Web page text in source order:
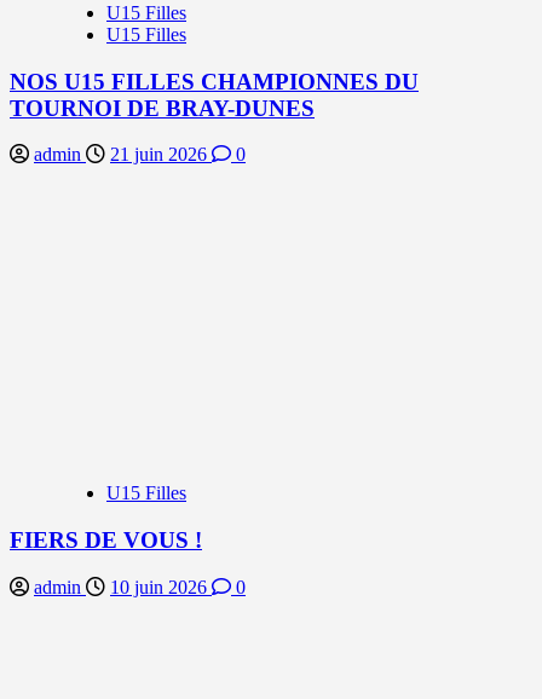
U15 Filles
U15 Filles
NOS U15 FILLES CHAMPIONNES DU
TOURNOI DE BRAY-DUNES
admin 21 juin 2026 0
U15 Filles
FIERS DE VOUS !
admin 10 juin 2026 0